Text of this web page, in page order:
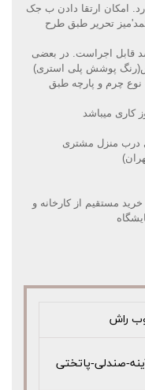
امکان ارتقا دادن ب جک
تحریر طبق طرح
قابل اجراست. در بعضی
پوشش پلی استری)
نوع چرم و پارچه طبق
درب منزل مشتری
مستقیم از کارخانه و
راش
صندلی-پاتختی